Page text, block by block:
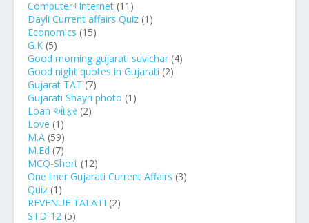
Computer+Internet (11)
Dayli Current affairs Quiz (1)
Economics (15)
G.K (5)
Good morning gujarati suvichar (4)
Good night quotes in Gujarati (2)
Gujarat TAT (7)
Gujarati Shayri photo (1)
Loan ઓફર (2)
Love (1)
M.A (59)
M.Ed (7)
MCQ-Short (12)
One liner Gujarati Current Affairs (3)
Quiz (1)
REVENUE TALATI (2)
STD-12 (5)